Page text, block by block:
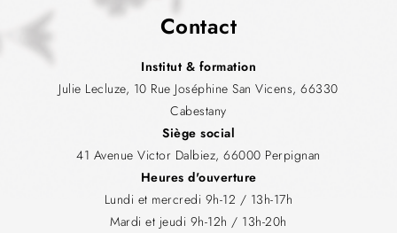
Contact
Institut & formation
Julie Lecluze, 10 Rue Joséphine San Vicens, 66330
Cabestany
Siège social
41 Avenue Victor Dalbiez, 66000 Perpignan
Heures d'ouverture
Lundi et mercredi 9h-12 / 13h-17h
Mardi et jeudi 9h-12h / 13h-20h